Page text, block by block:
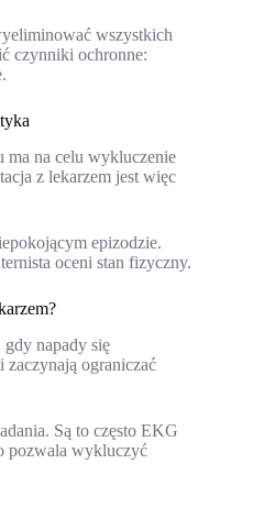
wszystkich
czynniki ochronne:
ma na celu wykluczenie
z lekarzem jest więc
epizodzie.
oceni stan fizyczny.
gdy napady się
ograniczać
Są to często EKG
pozwala wykluczyć